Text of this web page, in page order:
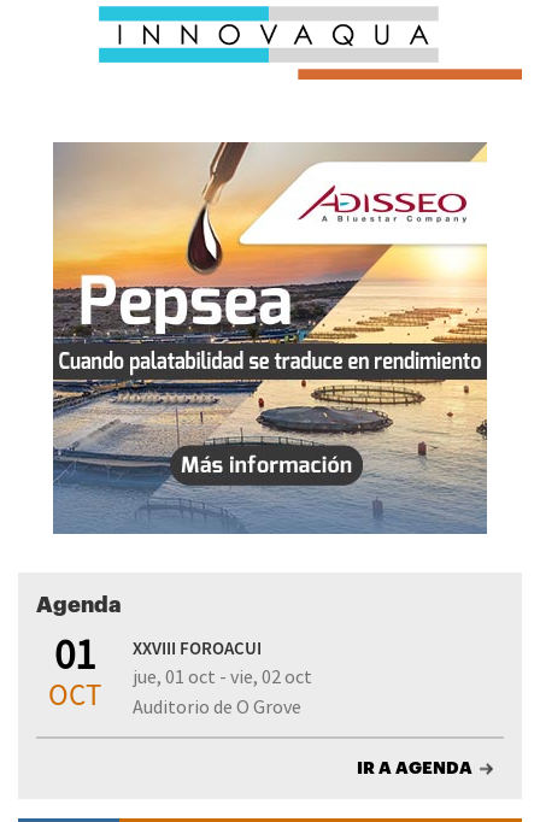
Agenda
01
OCT
XXVIII FOROACUI
jue, 01 oct - vie, 02 oct
Auditorio de O Grove
IR A AGENDA